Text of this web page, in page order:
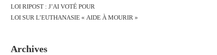
LOI RIPOST : J’AI VOTÉ POUR
LOI SUR L’EUTHANASIE « AIDE À MOURIR »
Archives